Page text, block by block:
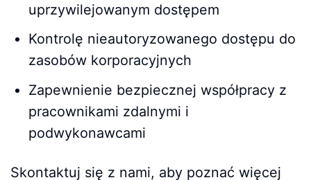
uprzywilejowanym dostępem
Kontrolę nieautoryzowanego dostępu do
zasobów korporacyjnych
Zapewnienie bezpiecznej współpracy z
pracownikami zdalnymi i
podwykonawcami
Skontaktuj się z nami, aby poznać więcej